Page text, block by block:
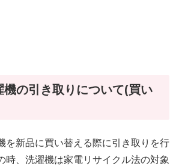
機の引き取りについて(買い
を新品に買い替える際に引き取りを行
時、洗濯機は家電リサイクル法の対象